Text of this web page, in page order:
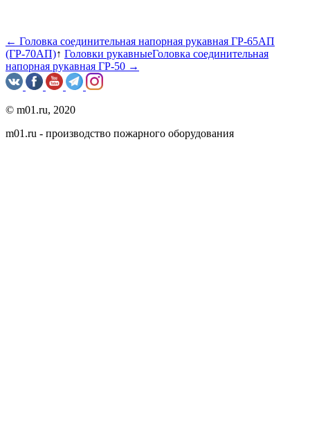
← Головка соединительная напорная рукавная ГР-65АП
(ГР-70АП)↑ Головки рукавныеГоловка соединительная
напорная рукавная ГР-50 →
© m01.ru, 2020
m01.ru - производство пожарного оборудования